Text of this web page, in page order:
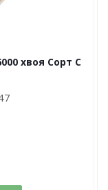
хвоя Сорт С